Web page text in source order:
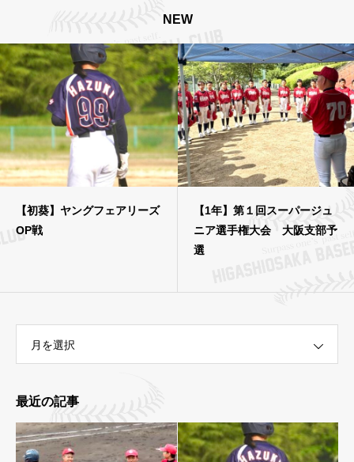
NEW
【初葵】ヤングフェアリーズ
OP戦
【1年】第１回スーパージュ
ニア選手権大会 大阪支部予
選
月を選択
最近の記事